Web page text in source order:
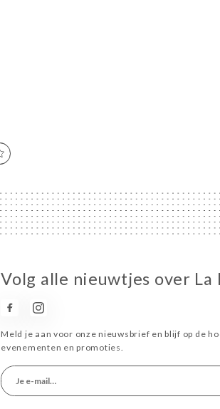
Volg alle nieuwtjes over La
Meld je aan voor onze nieuwsbrief en blijf op de
evenementen en promoties.